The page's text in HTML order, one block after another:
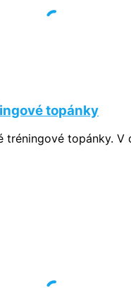
topánky
tréningové topánky. V